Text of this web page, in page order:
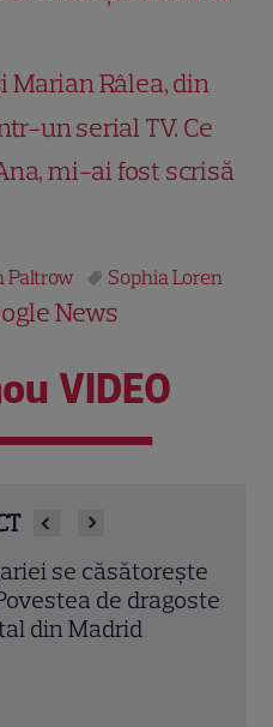
Marian Râlea, din
un serial TV. Ce
mi-ai fost scrisă
Paltrow Sophia Loren
News
VIDEO
Astin din „Stăpânul
să își vândă casa din
mic: Câți bani a